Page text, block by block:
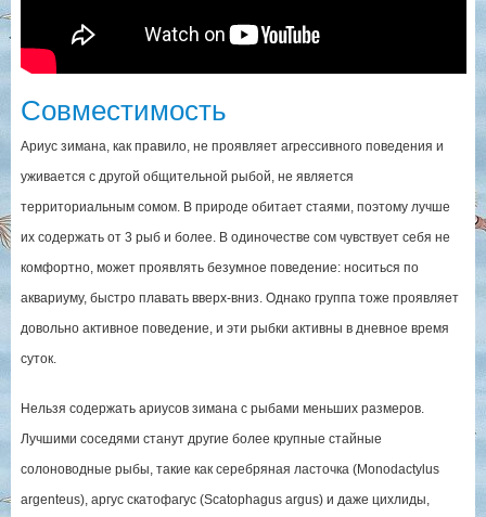
Совместимость
Ариус зимана, как правило, не проявляет агрессивного поведения и
уживается с другой общительной рыбой, не является
территориальным сомом. В природе обитает стаями, поэтому лучше
их содержать от 3 рыб и более. В одиночестве сом чувствует себя не
комфортно, может проявлять безумное поведение: носиться по
аквариуму, быстро плавать вверх-вниз. Однако группа тоже проявляет
довольно активное поведение, и эти рыбки активны в дневное время
суток.
Нельзя содержать ариусов зимана с рыбами меньших размеров.
Лучшими соседями станут другие более крупные стайные
солоноводные рыбы, такие как серебряная ласточка (Monodactylus
argenteus), аргус скатофагус (Scatophagus argus) и даже цихлиды,